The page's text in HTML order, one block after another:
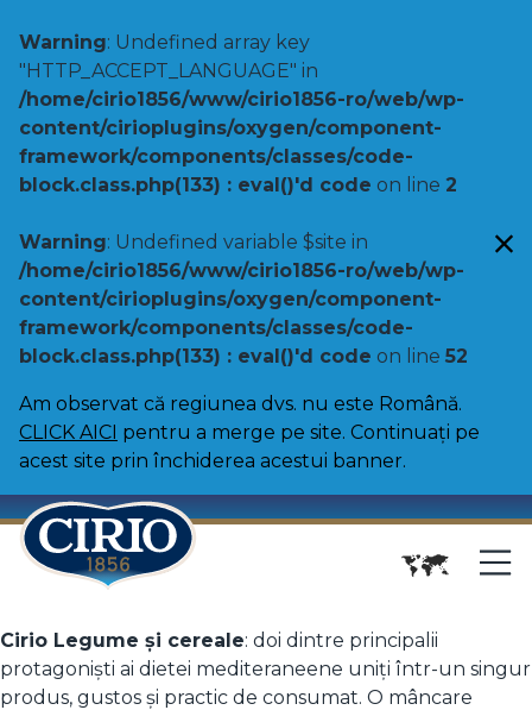
Warning: Undefined array key
"HTTP_ACCEPT_LANGUAGE" in
/home/cirio1856/www/cirio1856-ro/web/wp-
content/cirioplugins/oxygen/component-
framework/components/classes/code-
block.class.php(133) : eval()'d code on line 2
Warning: Undefined variable $site in
/home/cirio1856/www/cirio1856-ro/web/wp-
content/cirioplugins/oxygen/component-
framework/components/classes/code-
block.class.php(133) : eval()'d code on line 52
Am observat că regiunea dvs. nu este Română.
CLICK AICI pentru a merge pe site. Continuați pe
acest site prin închiderea acestui banner.
Cirio Legume și cereale: doi dintre principalii
protagoniști ai dietei mediteraneene uniți într-un singur
produs, gustos și practic de consumat. O mâncare